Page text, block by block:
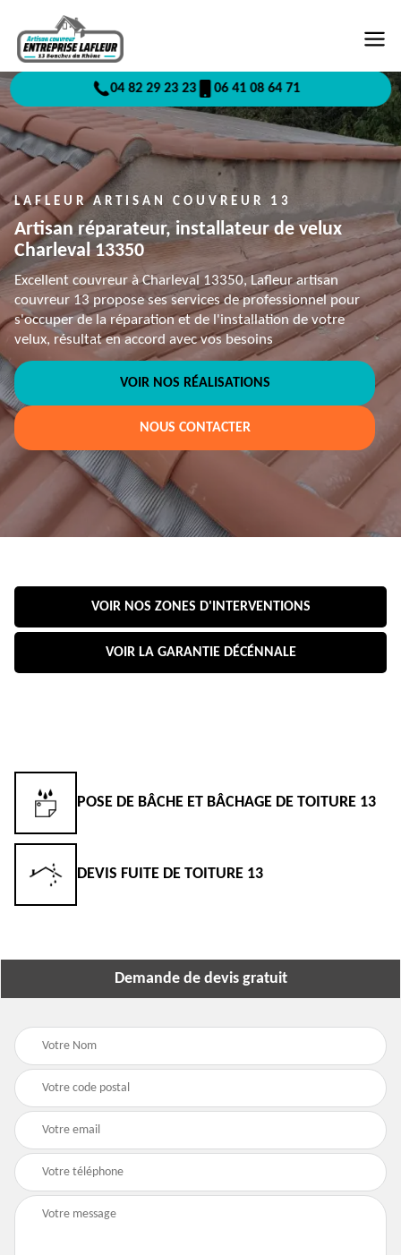
04 82 29 23 23 06 41 08 64 71
LAFLEUR ARTISAN COUVREUR 13
Artisan réparateur, installateur de velux
Charleval 13350
Excellent couvreur à Charleval 13350, Lafleur artisan
couvreur 13 propose ses services de professionnel pour
s'occuper de la réparation et de l'installation de votre
velux, résultat en accord avec vos besoins
VOIR NOS RÉALISATIONS
NOUS CONTACTER
VOIR NOS ZONES D'INTERVENTIONS
VOIR LA GARANTIE DÉCÉNNALE
POSE DE BÂCHE ET BÂCHAGE DE TOITURE 13
DEVIS FUITE DE TOITURE 13
Demande de devis gratuit